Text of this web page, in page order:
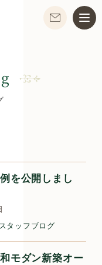
を公開しまし
スタッフブログ
モダン新築オー